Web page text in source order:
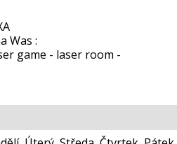
Was :
game - laser room -